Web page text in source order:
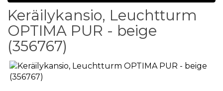
Keräilykansio, Leuchtturm
OPTIMA PUR - beige
(356767)